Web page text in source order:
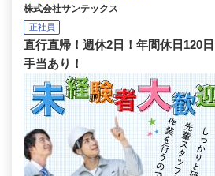
株式会社サンテックス
正社員
直行直帰！週休2日！年間休日120
手当あり！